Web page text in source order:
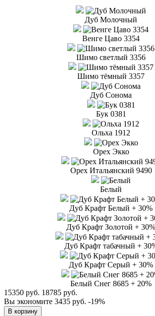
Дуб Молочный
Венге Цаво 3354
Шимо светлый 3356
Шимо тёмный 3357
Дуб Сонома
Бук 0381
Ольха 1912
Орех Экко
Орех Итальянский 9490
Белый
Дуб Крафт Белый + 30%
Дуб Крафт Золотой + 30%
Дуб Крафт табачный +
Дуб Крафт Серый + 30%
Белый Снег 8685 + 20%
15350 руб. 18785 руб.
Вы экономите 3435 руб. -19%